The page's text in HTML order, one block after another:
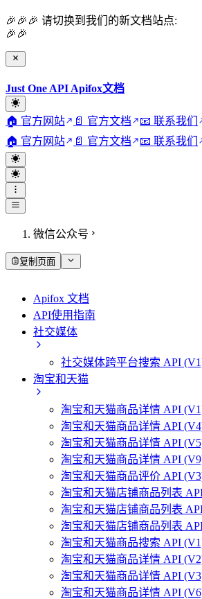
🎉🎉🎉 请切换到我们的新文档站点:
🎉🎉
Just One API Apifox文档
🏠 官方网站 📄 官方文档 📧 联系我们
🏠 官方网站
📄 官方文档 📧 联系我们
微信公众号
复制页面
Apifox 文档
API使用指南
社交媒体
社交媒体跨平台搜索 API
淘宝和天猫
淘宝和天猫商品详情 API
淘宝和天猫商品详情 API
淘宝和天猫商品详情 API
淘宝和天猫商品详情 API
淘宝和天猫商品评价 API
淘宝和天猫店铺商品列表
淘宝和天猫店铺商品列表
淘宝和天猫店铺商品列表
淘宝和天猫商品搜索 API
淘宝和天猫商品详情 API
淘宝和天猫商品详情 API
淘宝和天猫商品详情 API